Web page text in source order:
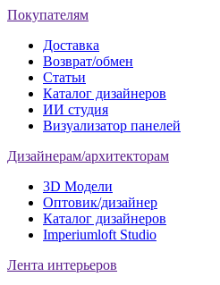
Покупателям
Доставка
Возврат/обмен
Статьи
Каталог дизайнеров
ИИ студия
Визуализатор панелей
Дизайнерам/архитекторам
3D Модели
Оптовик/дизайнер
Каталог дизайнеров
Imperiumloft Studio
Лента интерьеров